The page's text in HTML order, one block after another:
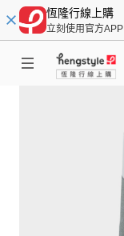
恆隆行線上購
立刻使用官方APP